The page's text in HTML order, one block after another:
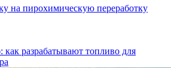
на пирохимическую переработку
разрабатывают топливо для